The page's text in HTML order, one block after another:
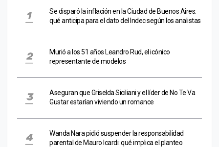
Se disparó la inflación en la Ciudad de Buenos Aires:
qué anticipa para el dato del Indec según los analistas
Murió a los 51 años Leandro Rud, el icónico
representante de modelos
Aseguran que Griselda Siciliani y el líder de No Te Va
Gustar estarían viviendo un romance
Wanda Nara pidió suspender la responsabilidad
parental de Mauro Icardi: qué implica el planteo